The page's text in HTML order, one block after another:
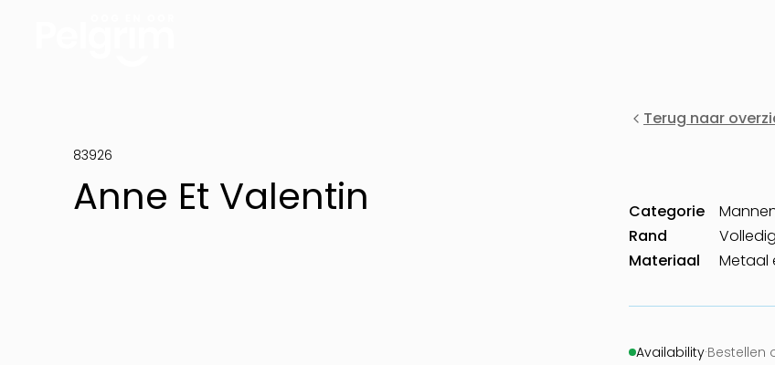
83926
Anne Et Valentin
Terug naar
Categorie
Rand
Materiaal
Metaal
Availability·Bestellen